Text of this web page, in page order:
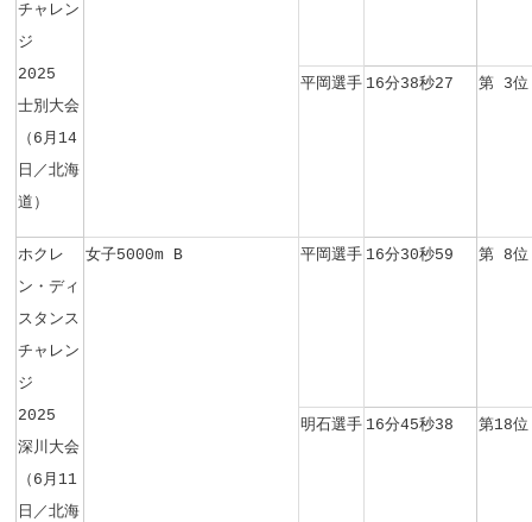
チャレン
ジ
2025
士別大会
（6月14
日／北海
道）
平岡選手 16分38秒27 第 3位
ホクレ
ン・ディ
スタンス
チャレン
ジ
2025
深川大会
（6月11
日／北海
女子5000m B 平岡選手 16分30秒59 第 8位
明石選手 16分45秒38 第18位